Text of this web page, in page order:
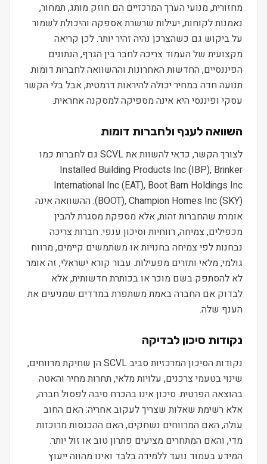
מחזורית, מנועי הערך המרכזיים הם חוזק מותג, תמחור,
נאמנות לקוחות, יעילות שרשרת אספקה והיכולת לשמור
על ביקוש גם כשהצרכן נהיה זהיר יותר. לכן קריאה
מקצועית של העמוד צריכה לחבר בין הגרף, הנתונים
הפיננסיים, החדשות האחרונות וההשוואה לחברות דומות.
תנועה חדה במחיר יכולה להיראות דרמטית, אבל בלי הקשר
עסקי ופיננסי היא אינה מספיקה למסקנה אחראית.
השוואה לענף ולחברות דומות
לצורך הקשר, כדאי להשוות את SCVL גם לחברות כמו
Installed Building Products Inc (IBP), Brinker
International Inc (EAT), Boot Barn Holdings Inc
(BOOT), Champion Homes Inc (SKY). ההשוואה אינה
אומרת שהחברות זהות, אלא מספקת מסגרת להבין
מכפילים, צמיחה, רווחיות וסיכון ענפי. חברות צריכה
נבחנות לפי צמיחה בחנויות או משתמשים קיימים, מרווח
גולמי, מלאי ותזרים מפעילות. עבור קורא ישראלי, זה אומר
לא להסתפק בשם מוכר או בכותרת חדשותית, אלא
לבדוק אם החברה באמת משתפרת במדדים שמניעים את
הענף שלה.
נקודות סיכון לבדיקה
נקודות הסיכון המרכזיות סביב SCVL הן שחיקת מרווחים,
שינוי בטעמי צרכנים, עלויות מלאי, תחרות מחיר והאטה
בהוצאה הפרטית. סיכון אינו בהכרח סיבה לפסול חברה,
אלא רשימת שאלות שצריך לעקוב אחריה: האם החוב
עולה, האם המרווחים נשחקים, האם ההכנסות מרוכזות
מדי, והאם המתחרים מציעים פתרון טוב או זול יותר.
המידע בעמוד נועד ללמידה בלבד ואינו מהווה ייעוץ